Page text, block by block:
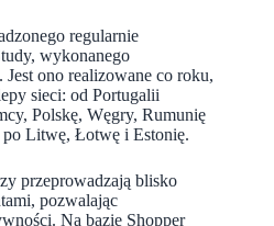
regularnie
wykonanego
Jest ono realizowane co roku,
sieci: od Portugalii
Polskę, Węgry, Rumunię
Litwę, Łotwę i Estonię.
przeprowadzają blisko
pozwalając
Na bazie Shopper